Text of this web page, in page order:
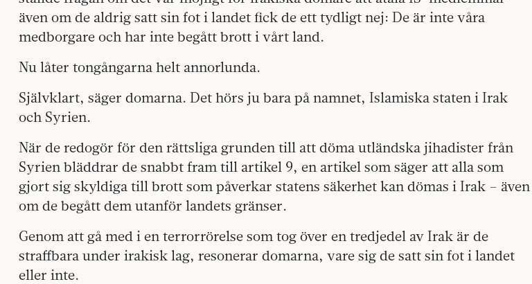
även om de aldrig satt sin fot i landet fick de ett tydligt nej: De är inte våra
medborgare och har inte begått brott i vårt land.
Nu låter tongångarna helt annorlunda.
Självklart, säger domarna. Det hörs ju bara på namnet, Islamiska staten i Irak
och Syrien.
När de redogör för den rättsliga grunden till att döma utländska jihadister från
Syrien bläddrar de snabbt fram till artikel 9, en artikel som säger att alla som
gjort sig skyldiga till brott som påverkar statens säkerhet kan dömas i Irak – även
om de begått dem utanför landets gränser.
Genom att gå med i en terrorrörelse som tog över en tredjedel av Irak är de
straffbara under irakisk lag, resonerar domarna, vare sig de satt sin fot i landet
eller inte.